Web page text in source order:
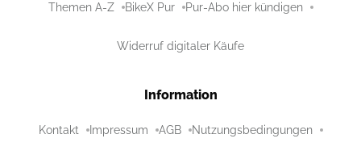
Themen A-Z BikeX Pur Pur-Abo hier kündigen
Widerruf digitaler Käufe
Information
Kontakt Impressum AGB Nutzungsbedingungen